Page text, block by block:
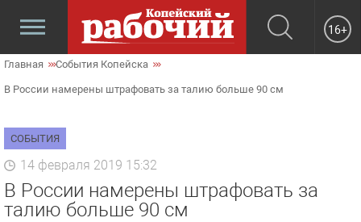
16+
Главная События Копейска
В России намерены штрафовать за талию больше 90 см
СОБЫТИЯ
14 февраля 2019 15:32
В России намерены штрафовать за
талию больше 90 см